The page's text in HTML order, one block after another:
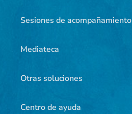
Sesiones de acompañamiento
Mediateca
Otras soluciones
Centro de ayuda